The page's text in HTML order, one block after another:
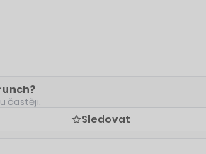
častěji.
Sledovat